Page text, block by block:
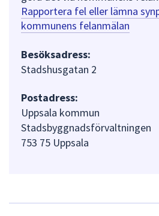
Rapportera fel eller lämna
kommunens felanmälan
Besöksadress:
Stadshusgatan 2
Postadress:
Uppsala kommun
Stadsbyggnadsförvaltningen
753 75 Uppsala